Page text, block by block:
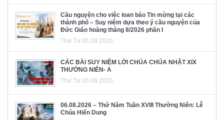
Cầu nguyện cho việc loan báo Tin mừng tại các
thành phố – Suy niệm dựa theo ý cầu nguyện của
Đức Giáo hoàng tháng 8/2026 phần I
Thứ Tư 05.08.2026
CÁC BÀI SUY NIỆM LỜI CHÚA CHÚA NHẬT XIX
THƯỜNG NIÊN- A
Thứ Tư 05.08.2026
06.08.2026 – Thứ Năm Tuần XVIII Thường Niên: Lễ
Chúa Hiển Dung